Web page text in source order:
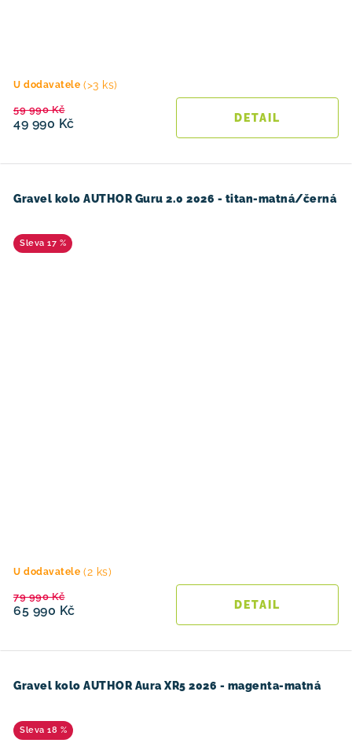
U dodavatele (>3 ks)
49 990 Kč
59 990 Kč
Gravel kolo AUTHOR Guru 2.0 2026 - titan-matná/černá
17 %
U dodavatele (2 ks)
65 990 Kč
79 990 Kč
Gravel kolo AUTHOR Aura XR5 2026 - magenta-matná
18 %